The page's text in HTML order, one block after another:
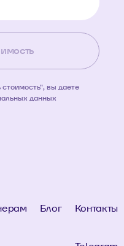
вы даете
данных
Блог Контакты